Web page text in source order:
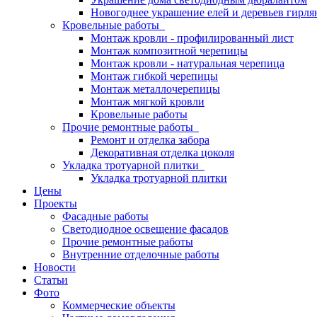
Новогоднее украшение елей и деревьев
Кровельные работы
Монтаж кровли - профилированный лист
Монтаж композитной черепицы
Монтаж кровли - натуральная черепица
Монтаж гибкой черепицы
Монтаж металлочерепицы
Монтаж мягкой кровли
Кровельные работы
Прочие ремонтные работы
Ремонт и отделка забора
Декоративная отделка цоколя
Укладка тротуарной плитки
Укладка тротуарной плитки
Цены
Проекты
Фасадные работы
Светодиодное освещение фасадов
Прочие ремонтные работы
Внутренние отделочные работы
Новости
Статьи
Фото
Коммерческие объекты